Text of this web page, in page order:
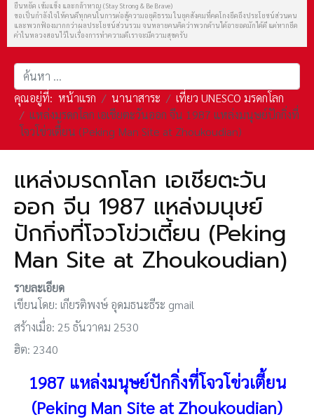
ยืนหยัด เข้มแข็ง และกล้าหาญ (Stay Strong & Be Brave)
ขอเป็นกำลังใจให้คนดีทุกคนในการต่อสู้ความอยุติธรรม ในยุคสังคมที่คดโกงยึดถึงประโยชน์ส่วนตน
และพวกฟ้องมากกว่าผลประโยชน์ส่วนรวม จนหลายคนคิดว่าพวกด้านได้อายอดมักได้ดี แต่หากยึด
คำในหลวงสอนไว้ในเรื่องการทำความดีเราจะมีความสุขครับ
การค้นหา
คุณอยู่ที่: หน้าแรก นานาสาระ
เที่ยว UNESCO มรดกโลก
แหล่งมรดกโลก เอเชียตะวันออก จีน 1987 แหล่งมนุษย์ปักกิ่งที่
โจวโข่วเตี้ยน (Peking Man Site at Zhoukoudian)
แหล่งมรดกโลก เอเชียตะวัน
ออก จีน 1987 แหล่งมนุษย์
ปักกิ่งที่โจวโข่วเตี้ยน (Peking
Man Site at Zhoukoudian)
รายละเอียด
เขียนโดย: เกียรติพงษ์ อุดมธนะธีระ gmail
สร้างเมื่อ: 25 ธันวาคม 2530
ฮิต: 2340
1987 แหล่งมนุษย์ปักกิ่งที่โจวโข่วเตี้ยน
(Peking Man Site at Zhoukoudian)